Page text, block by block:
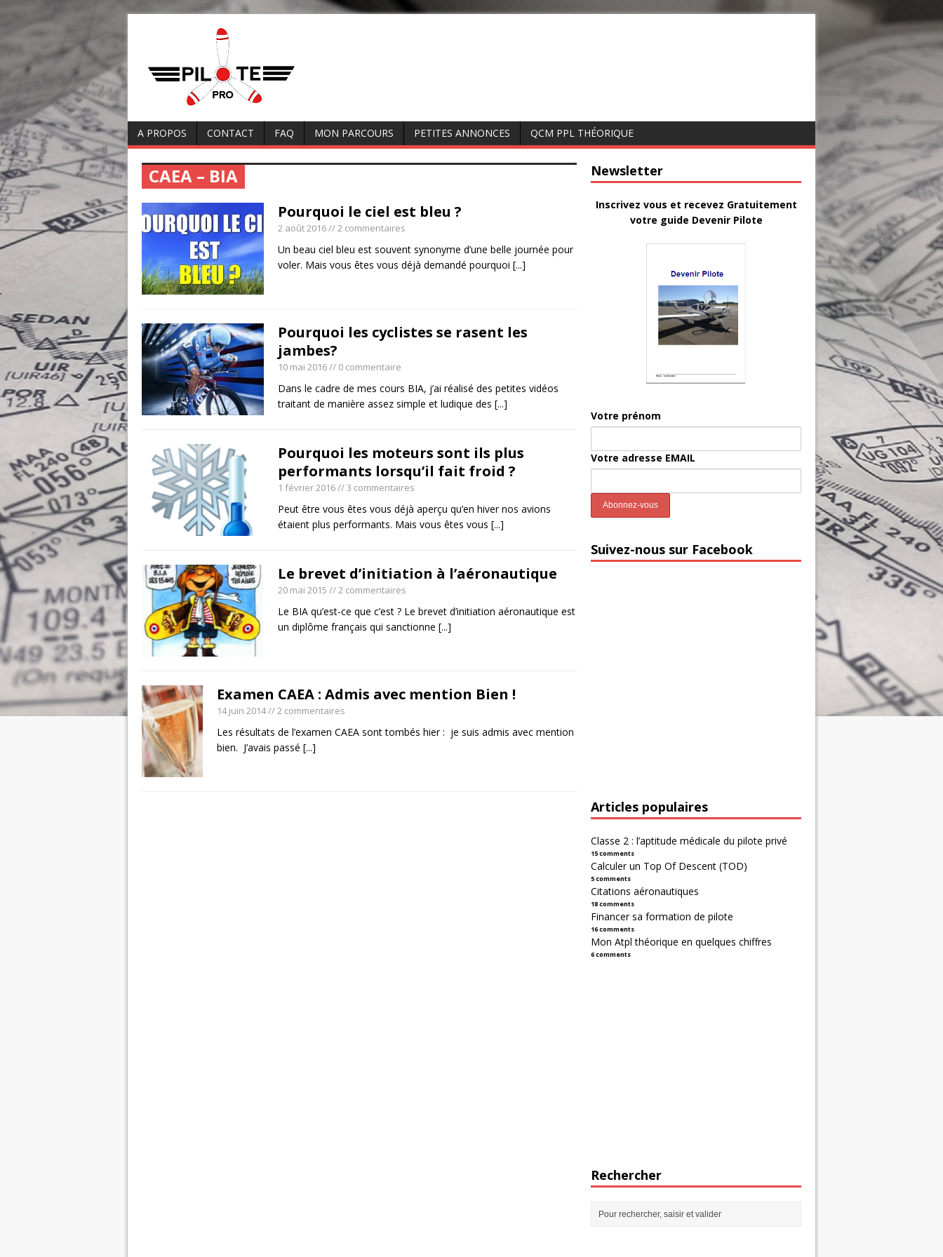
A PROPOS CONTACT FAQ MON PARCOURS PETITES ANNONCES QCM PPL THÉORIQUE
CAEA – BIA
Pourquoi le ciel est bleu ?
2 août 2016// 2 commentaires
Un beau ciel bleu est souvent synonyme d’une belle journée pour
voler. Mais vous êtes vous déjà demandé pourquoi [...]
Pourquoi les cyclistes se rasent les
jambes?
10 mai 2016// 0 commentaire
Dans le cadre de mes cours BIA, j’ai réalisé des petites vidéos
traitant de manière assez simple et ludique des [...]
Pourquoi les moteurs sont ils plus
performants lorsqu’il fait froid ?
1 février 2016// 3 commentaires
Peut être vous êtes vous déjà aperçu qu’en hiver nos avions
étaient plus performants. Mais vous êtes vous [...]
Le brevet d’initiation à l’aéronautique
20 mai 2015 // 2 commentaires
Le BIA qu’est-ce que c’est ? Le brevet d’initiation aéronautique est
un diplôme français qui sanctionne [...]
Examen CAEA : Admis avec mention Bien !
14 juin 2014// 2 commentaires
Les résultats de l’examen CAEA sont tombés hier : je suis admis avec mention
bien. J’avais passé [...]
Newsletter
Inscrivez vous et recevez Gratuitement
votre guide Devenir Pilote
Votre prénom
Votre adresse EMAIL
Suivez-nous sur Facebook
Articles populaires
Classe 2 : l’aptitude médicale du pilote privé
15 comments
Calculer un Top Of Descent (TOD)
5 comments
Citations aéronautiques
18 comments
Financer sa formation de pilote
16 comments
Mon Atpl théorique en quelques chiffres
6 comments
Rechercher